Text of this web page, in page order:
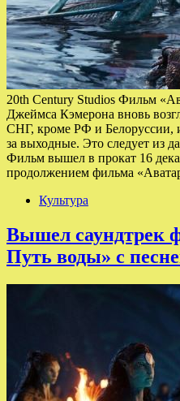
20th Century Studios Фильм
Джеймса Кэмерона вновь
СНГ, кроме РФ и Белоруссии,
за выходные. Это следует из
Фильм вышел в прокат 16
продолжением фильма
Культура
Вышел саундтрек
Путь воды» с